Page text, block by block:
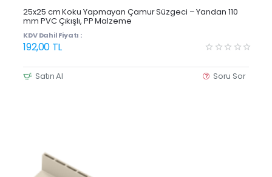
Yeni Ürün
25x25 cm Koku Yapmayan Çamur Süzgeci – Yandan 110
mm PVC Çıkışlı, PP Malzeme
KDV Dahil Fiyatı :
192,00 TL
Satın Al Soru Sor